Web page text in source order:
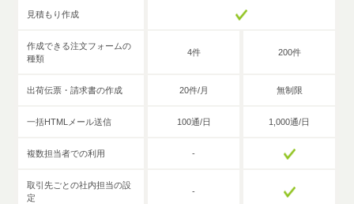
見積もり作成
作成できる注文フォームの
種類
4件 200件
出荷伝票・請求書の作成 20件/月 無制限
一括HTMLメール送信 100通/日 1,000通/日
複数担当者での利用 -
取引先ごとの社内担当の設
定
-